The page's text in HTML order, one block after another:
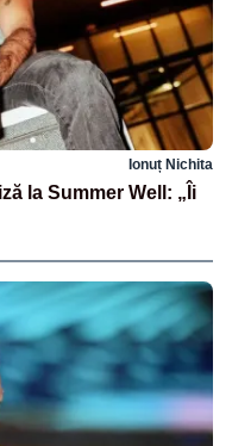
Ionuț Nichita
la Summer Well: „Îi